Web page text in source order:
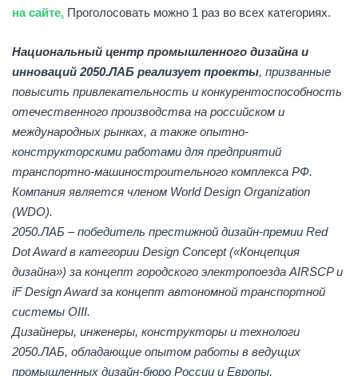
насайте. Проголосовать можно 1 раз во всех категориях.
Национальный центр промышленного дизайна и
инноваций 2050.ЛАБ реализует проекты, призванные
повысить привлекательность и конкурентоспособность
отечественного производства на российском и
международных рынках, а также опытно-
конструкторскими работами для предприятий
транспортно-машиностроительного комплекса РФ.
Компания является членом World Design Organization
(WDO).
2050.ЛАБ – победитель престижной дизайн-премии Red
Dot Award в категории Design Concept («Концепция
дизайна») за концепт городского электропоезда AIRSCP и
iF Design Award за концепт автономной транспортной
системы OIII.
Дизайнеры, инженеры, конструкторы и технологи
2050.ЛАБ, обладающие опытом работы в ведущих
промышленных дизайн-бюро России и Европы,